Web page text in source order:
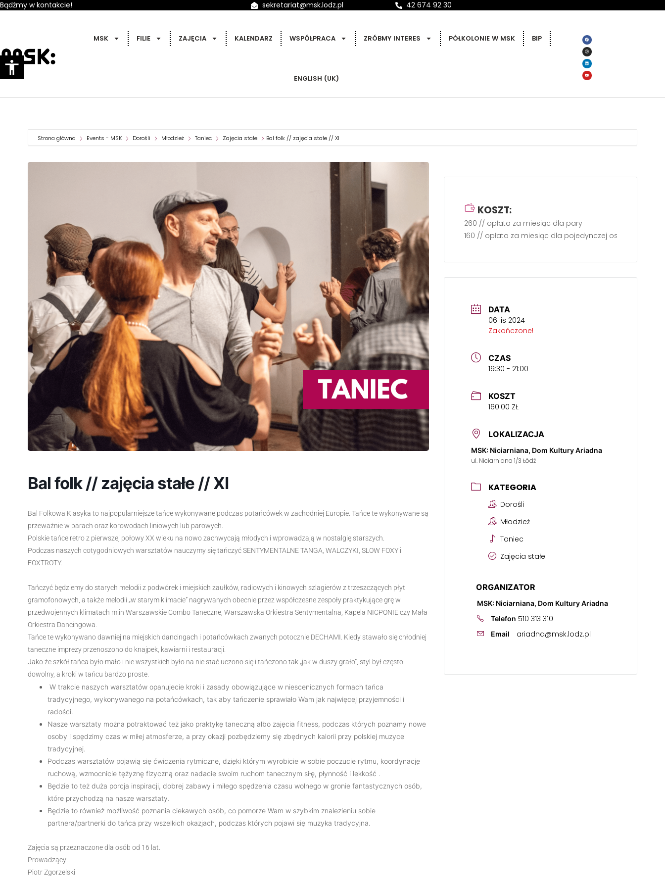
Bądźmy w kontakcie! sekretariat@msk.lodz.pl 42 674 92 30
MSK FILIE ZAJĘCIA KALENDARZ WSPÓŁPRACA ZRÓBMY INTERES PÓŁKOLONIE W MSK BIP
ENGLISH (UK)
Strona główna Events - MSK Dorośli Młodzież Taniec Zajęcia stałe Bal folk // zajęcia stałe // XI
Bal folk // zajęcia stałe // XI
Bal Folkowa Klasyka to najpopularniejsze tańce wykonywane podczas potańcówek w zachodniej Europie. Tańce te wykonywane są
przeważnie w parach oraz korowodach liniowych lub parowych.
Polskie tańce retro z pierwszej połowy XX wieku na nowo zachwycają młodych i wprowadzają w nostalgię starszych.
Podczas naszych cotygodniowych warsztatów nauczymy się tańczyć SENTYMENTALNE TANGA, WALCZYKI, SLOW FOXY i
FOXTROTY.
Tańczyć będziemy do starych melodii z podwórek i miejskich zaułków, radiowych i kinowych szlagierów z trzeszczących płyt
gramofonowych, a także melodii „w starym klimacie” nagrywanych obecnie przez współczesne zespoły praktykujące grę w
przedwojennych klimatach m.in Warszawskie Combo Taneczne, Warszawska Orkiestra Sentymentalna, Kapela NICPONIE czy Mała
Orkiestra Dancingowa.
Tańce te wykonywano dawniej na miejskich dancingach i potańcówkach zwanych potocznie DECHAMI. Kiedy stawało się chłodniej
taneczne imprezy przenoszono do knajpek, kawiarni i restauracji.
Jako że szkół tańca było mało i nie wszystkich było na nie stać uczono się i tańczono tak „jak w duszy grało”, styl był często
dowolny, a kroki w tańcu bardzo proste.
W trakcie naszych warsztatów opanujecie kroki i zasady obowiązujące w niescenicznych formach tańca
tradycyjnego, wykonywanego na potańcówkach, tak aby tańczenie sprawiało Wam jak najwięcej przyjemności i
radości.
Nasze warsztaty można potraktować też jako praktykę taneczną albo zajęcia fitness, podczas których poznamy nowe
osoby i spędzimy czas w miłej atmosferze, a przy okazji pozbędziemy się zbędnych kalorii przy polskiej muzyce
tradycyjnej.
Podczas warsztatów pojawią się ćwiczenia rytmiczne, dzięki którym wyrobicie w sobie poczucie rytmu, koordynację
ruchową, wzmocnicie tężyznę fizyczną oraz nadacie swoim ruchom tanecznym siłę, płynność i lekkość .
Będzie to też duża porcja inspiracji, dobrej zabawy i miłego spędzenia czasu wolnego w gronie fantastycznych osób,
które przychodzą na nasze warsztaty.
Będzie to również możliwość poznania ciekawych osób, co pomorze Wam w szybkim znalezieniu sobie
partnera/partnerki do tańca przy wszelkich okazjach, podczas których pojawi się muzyka tradycyjna.
Zajęcia są przeznaczone dla osób od 16 lat.
Prowadzący:
Piotr Zgorzelski
DATA
06 lis 2024
Zakończone!
CZAS
19:30 - 21:00
KOSZT
160.00 ZŁ
LOKALIZACJA
MSK: Niciarniana, Dom Kultury Ariadna
ul. Niciarniana 1/3 Łódź
KATEGORIA
Dorośli
Młodzież
Taniec
Zajęcia stałe
ORGANIZATOR
MSK: Niciarniana, Dom Kultury Ariadna
Telefon 510 313 310
Email ariadna@msk.lodz.pl
KOSZT:
260 // opłata za miesiąc dla pary
160 // opłata za miesiąc dla pojedynczej osoby